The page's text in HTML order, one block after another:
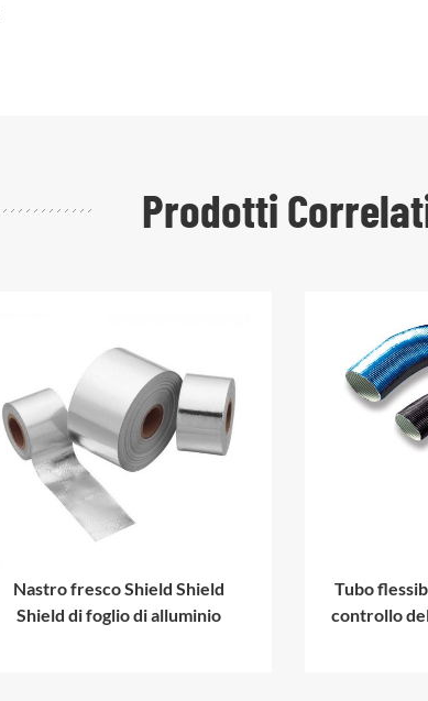
Prodotti
Nastro fresco Shield Shield
Shield di foglio di alluminio
Tubo
controllo